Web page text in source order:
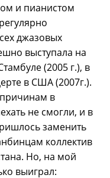
и пианистом
джазовых
выступала на
(2005 г.), в
в США (2007г.).
в
не смогли, и в
заменить
коллектив
Но, на мой
выиграл: